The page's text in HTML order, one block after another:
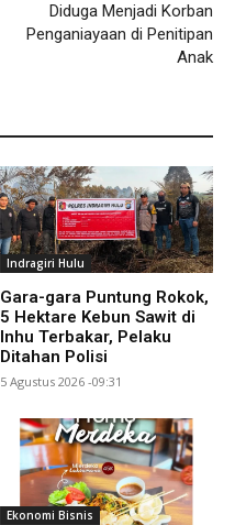
Diduga Menjadi Korban
Penganiayaan di Penitipan
Anak
Indragiri Hulu
Gara-gara Puntung Rokok,
5 Hektare Kebun Sawit di
Inhu Terbakar, Pelaku
Ditahan Polisi
5 Agustus 2026 -09:31
Ekonomi Bisnis